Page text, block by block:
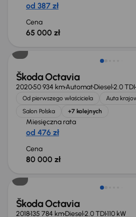
od 387 zł
Cena
65 000 zł
Możliwość odliczenia VAT
Škoda Octavia
202050 934 kmAutomatDiesel2.0 TDI
Od pierwszego właściciela Auta
Salon Polska
+7 kolejnych
Miesięczna rata
od 476 zł
Cena
80 000 zł
Możliwość odliczenia VAT
Škoda Octavia
2018135 784 kmDiesel2.0 TDI110 kW